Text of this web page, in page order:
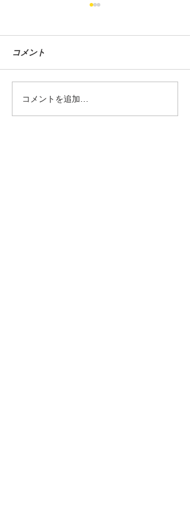
グラストラッカービッグ
ボーイ中古車入荷しまし
コメント
コメントを追加…